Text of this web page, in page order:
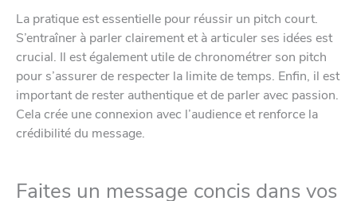
La pratique est essentielle pour réussir un pitch court.
S’entraîner à parler clairement et à articuler ses idées est
crucial. Il est également utile de chronométrer son pitch
pour s’assurer de respecter la limite de temps. Enfin, il est
important de rester authentique et de parler avec passion.
Cela crée une connexion avec l’audience et renforce la
crédibilité du message.
Faites un message concis dans vos